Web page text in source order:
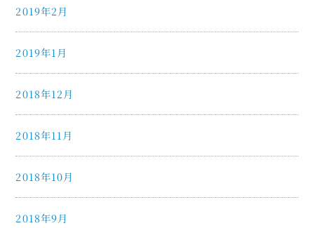
2019年2月
2019年1月
2018年12月
2018年11月
2018年10月
2018年9月